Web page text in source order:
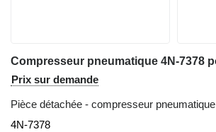
Prix sur demande
Pièce détachée - compresseur pneumatique
4N-7378